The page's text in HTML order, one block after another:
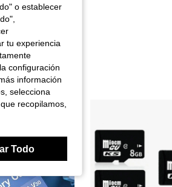
o establecer
tu experiencia
configuración
información
selecciona
recopilamos,
Todo